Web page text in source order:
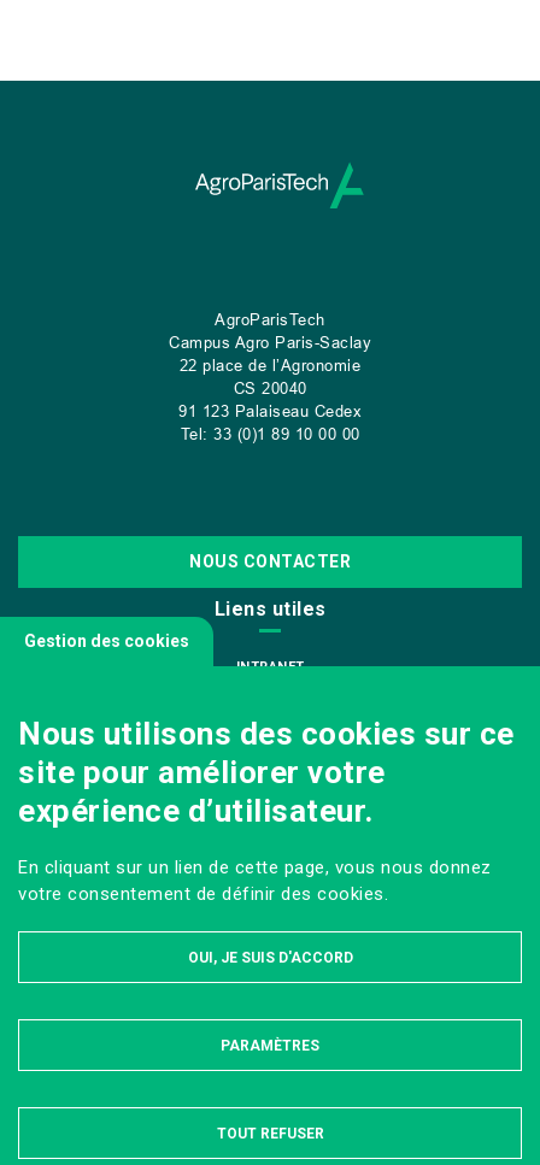
AgroParisTech
Campus Agro Paris-Saclay
22 place de l’Agronomie
CS 20040
91 123 Palaiseau Cedex
Tel: 33 (0)1 89 10 00 00
NOUS CONTACTER
Liens utiles
INTRANET
INFODOC
PÔLE IMAGE
PRESSE
Sur les réseaux
MENTIONS LÉGALES ET DONNÉES PERSONNELLES
ACCESSIBILITÉ : PARTIELLEMENT CONFORME
Tous droits réservés AgroParisTech © 2022
Gestion des cookies
Nous utilisons des cookies sur ce
site pour améliorer votre
expérience d’utilisateur.
En cliquant sur un lien de cette page, vous nous donnez
votre consentement de définir des cookies.
OUI, JE SUIS D'ACCORD
MASQUER
PARAMÈTRES
TOUT REFUSER